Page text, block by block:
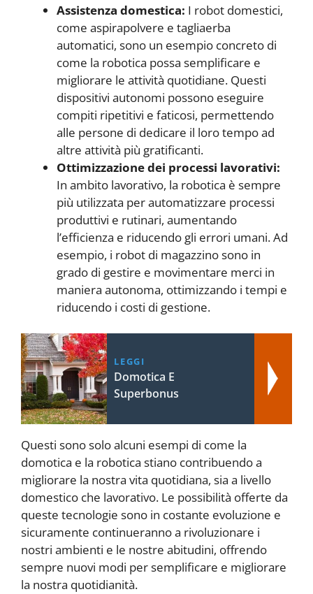
Assistenza domestica: I robot domestici,
come aspirapolvere e tagliaerba
automatici, sono un esempio concreto di
come la robotica possa semplificare e
migliorare le attività quotidiane. Questi
dispositivi autonomi possono eseguire
compiti ripetitivi e faticosi, permettendo
alle persone di dedicare il loro tempo ad
altre attività più gratificanti.
Ottimizzazione dei processi lavorativi:
In ambito lavorativo, la robotica è sempre
più utilizzata per automatizzare processi
produttivi e rutinari, aumentando
l’efficienza e riducendo gli errori umani. Ad
esempio, i robot di magazzino sono in
grado di gestire e movimentare merci in
maniera autonoma, ottimizzando i tempi e
riducendo i costi di gestione.
LEGGI
Domotica E
Superbonus
Questi sono solo alcuni esempi di come la
domotica e la robotica stiano contribuendo a
migliorare la nostra vita quotidiana, sia a livello
domestico che lavorativo. Le possibilità offerte da
queste tecnologie sono in costante evoluzione e
sicuramente continueranno a rivoluzionare i
nostri ambienti e le nostre abitudini, offrendo
sempre nuovi modi per semplificare e migliorare
la nostra quotidianità.